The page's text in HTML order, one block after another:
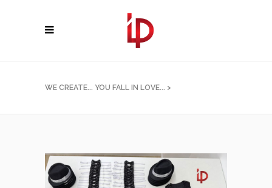
WE CREATE... YOU FALL IN LOVE... >